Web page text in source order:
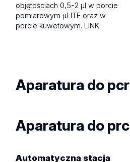
objętościach 0,5-2 µl w porcie
pomiarowym µLITE oraz w
porcie kuwetowym. LINK
Aparatura do pcr
Aparatura do prc
Automatyczna stacja